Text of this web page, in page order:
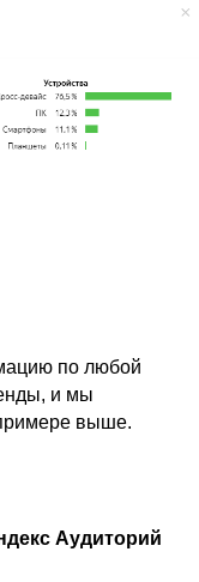
по любой
и мы
выше.
Аудиторий